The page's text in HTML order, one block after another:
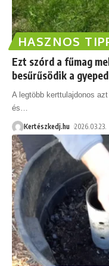
HASZNOS
Ezt szórd a fűmag
besűrűsödik a gyeped
A legtöbb kerttulajdonos
és
Kertészkedj.hu 2026.03.23.